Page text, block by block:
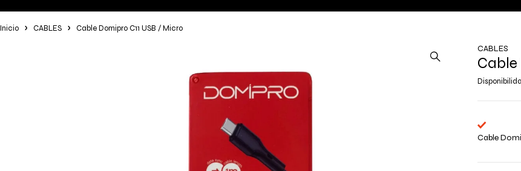
Inicio CABLES Cable Domipro C11 USB / Micro
CABLES
Cable
Cable